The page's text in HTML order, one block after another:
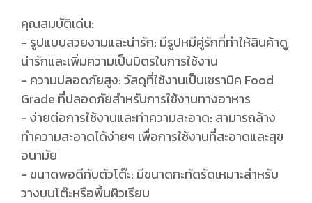
คุณสมบัติเด่น:
- รูปแบบสวยงามและน่ารัก: มีรูปหมีคู่รักที่ทำให้สินค้าดู
น่ารักและเพิ่มความเป็นมิตรในการใช้งาน
- ความปลอดภัยสูง: วัสดุที่ใช้งานเป็นเซรามิค Food
Grade ที่ปลอดภัยสำหรับการใช้งานทางอาหาร
- ง่ายต่อการใช้งานและทำความสะอาด: สามารถล้าง
ทำความสะอาดได้ง่ายๆ เพื่อการใช้งานที่สะอาดและสุข
อนามัย
- ขนาดพอดีกับตัวโต๊ะ: มีขนาดกะทัดรัดเหมาะสำหรับ
วางบนโต๊ะหรือพื้นผิวเรียบ